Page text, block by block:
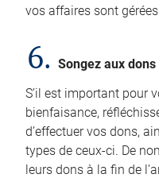
vos affaires sont
6. Songez aux
S’il est important pour
bienfaisance,
d’effectuer vos dons,
types de ceux-ci. De
leurs dons à la fin de